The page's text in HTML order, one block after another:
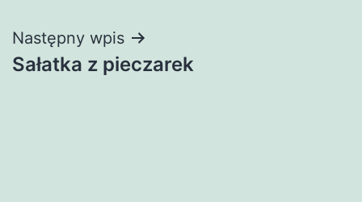
Następny wpis
Sałatka z pieczarek